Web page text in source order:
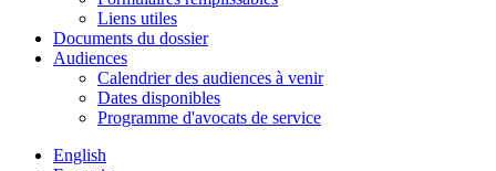
Liens utiles
Documents du dossier
Audiences
Calendrier des audiences à venir
Dates disponibles
Programme d'avocats de service
English